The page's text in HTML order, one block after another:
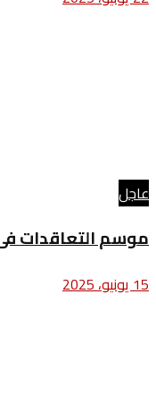
عاجل
موسم التعاقدات
15 يونيو، 2025